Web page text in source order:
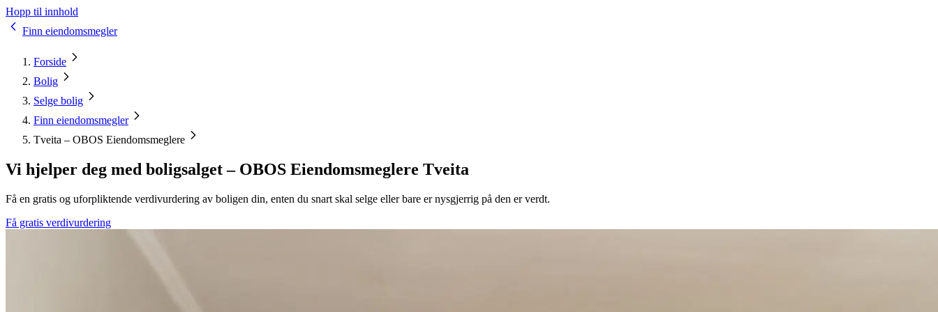
Hopp til innhold
Finn eiendomsmegler
Forside
Bolig
Selge bolig
Finn eiendomsmegler
Tveita – OBOS Eiendomsmeglere
Vi hjelper deg med boligsalget – OBOS Eiendomsmeglere Tveita
Få en gratis og uforpliktende verdivurdering av boligen din, enten du snart skal selge eller bare er nysgjerrig på den er verdt.
Få gratis verdivurdering